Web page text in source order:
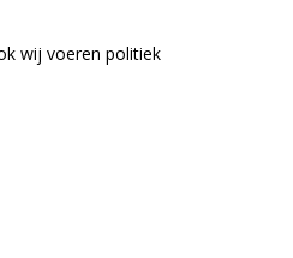
wij voeren politiek